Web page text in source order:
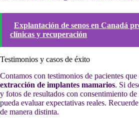
Explantación de senos en Canadá
clínicas y recuperación
Testimonios y casos de éxito
Contamos con testimonios de pacientes
extracción de implantes mamarios. Si
y fotos de resultados con consentimiento de
pueda evaluar expectativas reales.
de manera distinta.